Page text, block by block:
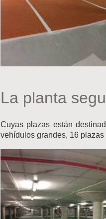
La planta
Cuyas plazas están
vehídulos grandes, 16